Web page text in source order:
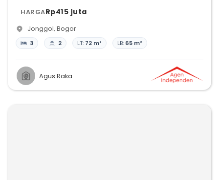
HARGARp415 juta
Jonggol, Bogor
3 2 LT: 72 m² LB: 65 m²
Agus Raka